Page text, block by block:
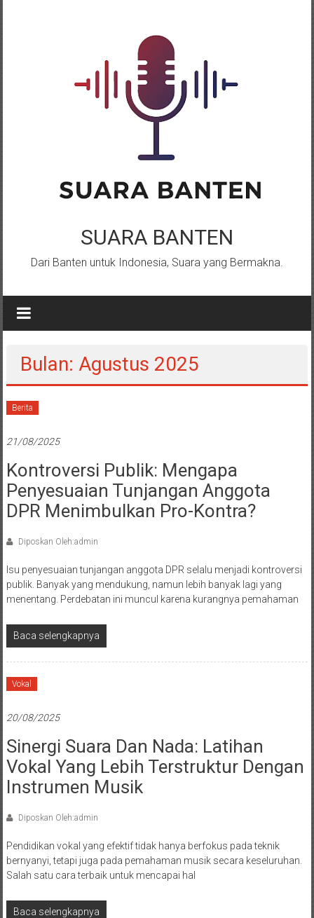
SUARA BANTEN
Dari Banten untuk Indonesia, Suara yang Bermakna.
Bulan: Agustus 2025
Berita
21/08/2025
Kontroversi Publik: Mengapa
Penyesuaian Tunjangan Anggota
DPR Menimbulkan Pro-Kontra?
Diposkan Oleh:admin
Isu penyesuaian tunjangan anggota DPR selalu menjadi kontroversi
publik. Banyak yang mendukung, namun lebih banyak lagi yang
menentang. Perdebatan ini muncul karena kurangnya pemahaman
Baca selengkapnya
Vokal
20/08/2025
Sinergi Suara Dan Nada: Latihan
Vokal Yang Lebih Terstruktur Dengan
Instrumen Musik
Diposkan Oleh:admin
Pendidikan vokal yang efektif tidak hanya berfokus pada teknik
bernyanyi, tetapi juga pada pemahaman musik secara keseluruhan.
Salah satu cara terbaik untuk mencapai hal
Baca selengkapnya